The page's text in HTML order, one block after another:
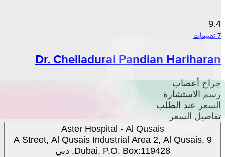
9.4
Dr. Chelladurai Pandian Hariharan
جراح أعصاب
رسم الاستشارة
السعر عند الطلب
تفاصيل السعر
Aster Hospital - Al Qusais
9 A Street, Al Qusais Industrial Area 2, Al Qusais,
Dubai, P.O. Box:119428, دبي